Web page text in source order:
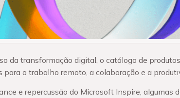
da transformação digital, o catálogo de
o trabalho remoto, a colaboração e a
e repercussão do Microsoft Inspire, algumas